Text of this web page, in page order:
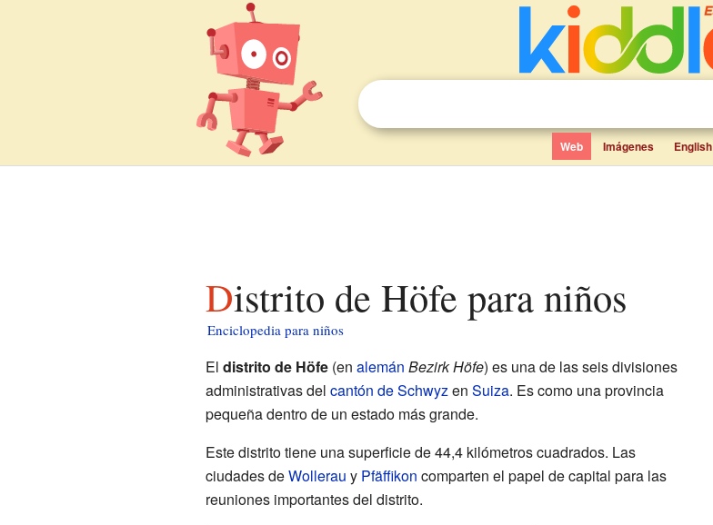
Web Imágenes English
Distrito de Höfe para niños
Enciclopedia para niños
El distrito de Höfe(en alemán Bezirk Höfe) es una de las seis divisiones
administrativas del cantón de Schwyzen Suiza. Es como una provincia
pequeña dentro de un estado más grande.
Este distrito tiene una superficie de 44,4 kilómetros cuadrados. Las
ciudades deWollerau y Pfäffikon comparten el papel de capital para las
reuniones importantes del distrito.